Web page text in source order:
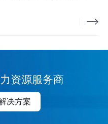
资源服务商
决方案